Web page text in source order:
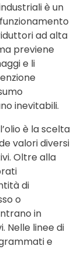
è un
ad alta
previene
e li
inevitabili.
è la scelta
valori diversi
Oltre alla
di
o
in
Nelle linee di
e